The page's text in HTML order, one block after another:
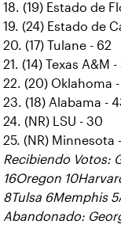
18. (19) Estado de
19. (24) Estado de
20. (17) Tulane - 62
21. (14) Texas A&M -
22. (20) Oklahoma
23. (18) Alabama -
24. (NR) LSU - 30
25. (NR) Minnesota
Recibiendo Votos:
16Oregon
8Tulsa 6Memphis
Abandonado: